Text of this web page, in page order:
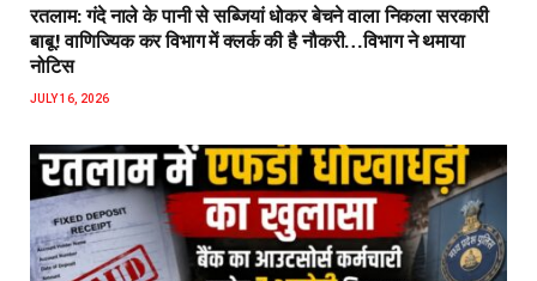
रतलाम: गंदे नाले के पानी से सब्जियां धोकर बेचने वाला निकला सरकारी
बाबू! वाणिज्यिक कर विभाग में क्लर्क की है नौकरी…विभाग ने थमाया
नोटिस
JULY 16, 2026